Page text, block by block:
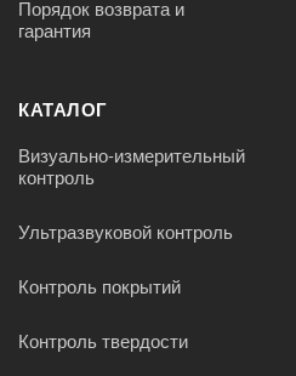
Порядок возврата и
гарантия
КАТАЛОГ
Визуально-измерительный
контроль
Ультразвуковой контроль
Контроль покрытий
Контроль твердости